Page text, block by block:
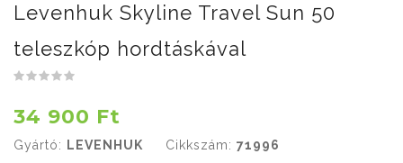
Levenhuk Skyline Travel Sun 50
teleszkóp hordtáskával
34 900 Ft
Gyártó: LEVENHUK Cikkszám: 71996